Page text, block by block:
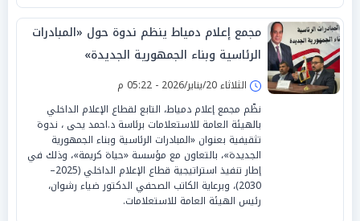
مجمع إعلام دمياط ينظم ندوة حول «المبادرات
الرئاسية وبناء الجمهورية الجديدة»
الثلاثاء 20/يناير/2026 - 05:22 م
نظّم مجمع إعلام دمياط، التابع لقطاع الإعلام الداخلي
بالهيئة العامة للاستعلامات برئاسة د.احمد يحى ، ندوة
تثقيفية بعنوان «المبادرات الرئاسية وبناء الجمهورية
الجديدة»، بالتعاون مع مؤسسة «حياة كريمة»، وذلك في
إطار تنفيذ استراتيجية قطاع الإعلام الداخلي (2025–
2030)، وبرعاية الكاتب الصحفي الدكتور ضياء رشوان،
رئيس الهيئة العامة للاستعلامات.